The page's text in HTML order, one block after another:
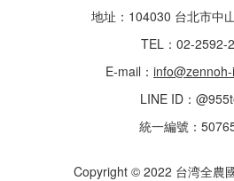
地址：104030 台北市中
TEL：02-2592-
E-mail：
LINE ID：
統一編號：
Copyright © 2022 台湾全農